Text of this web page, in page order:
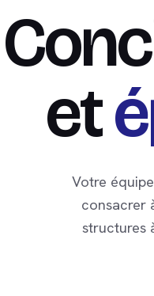
et
Votre
consacrer
structures